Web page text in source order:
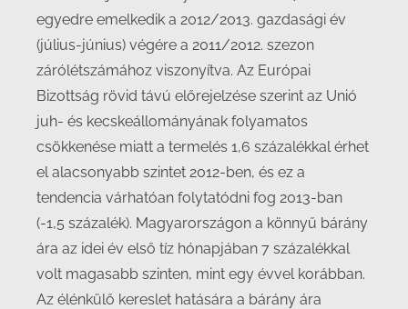
egyedre emelkedik a 2012/2013. gazdasági év
(július-június) végére a 2011/2012. szezon
zárólétszámához viszonyítva. Az Európai
Bizottság rövid távú előrejelzése szerint az Unió
juh- és kecskeállományának folyamatos
csökkenése miatt a termelés 1,6 százalékkal érhet
el alacsonyabb szintet 2012-ben, és ez a
tendencia várhatóan folytatódni fog 2013-ban
(-1,5 százalék). Magyarországon a könnyű bárány
ára az idei év első tíz hónapjában 7 százalékkal
volt magasabb szinten, mint egy évvel korábban.
Az élénkülő kereslet hatására a bárány ára